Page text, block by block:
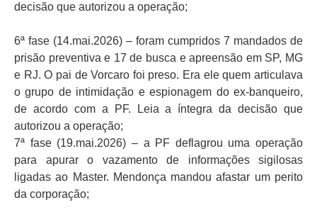
decisão que autorizou a operação;
6ª fase (14.mai.2026) – foram cumpridos 7 mandados de
prisão preventiva e 17 de busca e apreensão em SP, MG
e RJ. O pai de Vorcaro foi preso. Era ele quem articulava
o grupo de intimidação e espionagem do ex-banqueiro,
de acordo com a PF. Leia a íntegra da decisão que
autorizou a operação;
7ª fase (19.mai.2026) – a PF deflagrou uma operação
para apurar o vazamento de informações sigilosas
ligadas ao Master. Mendonça mandou afastar um perito
da corporação;